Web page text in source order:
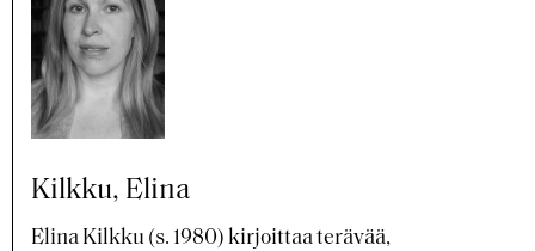
Kilkku, Elina
Elina Kilkku (s. 1980) kirjoittaa terävää,